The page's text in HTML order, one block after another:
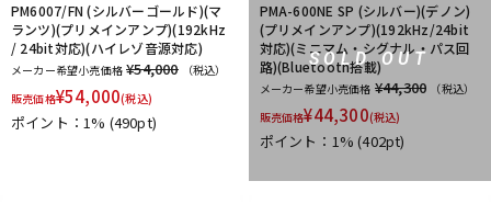
PM6007/FN (シルバーゴールド)(マ
ランツ)(プリメインアンプ)(192kHz
/ 24bit対応)(ハイレゾ音源対応)
メーカー希望小売価格 ¥54,000
（税込）
販売価格¥54,000(税込)
ポイント：1% (490pt)
SOLD OUT
PMA-600NE SP (シルバー)(デノン)
(プリメインアンプ)(192kHz/24bit
対応)(ミニマム・シグナル・パス回
路)(Bluetooth搭載)
メーカー希望小売価格 ¥44,300
（税込）
販売価格¥44,300(税込)
ポイント：1%(402pt)